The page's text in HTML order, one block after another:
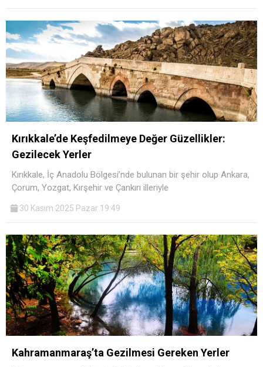
Kırıkkale’de Keşfedilmeye Değer Güzellikler:
Gezilecek Yerler
Kırıkkale, İç Anadolu Bölgesi’nde bulunan bir şehir olup Ankara,
Çorum, Yozgat, Kırşehir ve Çankırı illeriyle
30 Kasım 2025 Pazar 19:49
Kahramanmaraş’ta Gezilmesi Gereken Yerler